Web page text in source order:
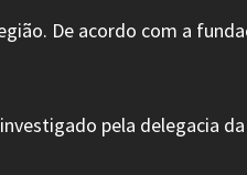
De acordo com a
pela delegacia